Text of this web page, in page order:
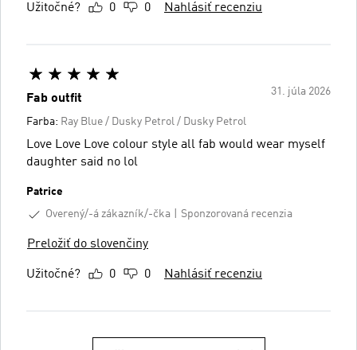
Užitočné? 0 0 Nahlásiť recenziu
31. júla 2026
Fab outfit
Farba: Ray Blue / Dusky Petrol / Dusky Petrol
Love Love Love colour style all fab would wear myself
daughter said no lol
Patrice
Overený/-á zákazník/-čka
Sponzorovaná recenzia
Preložiť do slovenčiny
Užitočné? 0 0 Nahlásiť recenziu